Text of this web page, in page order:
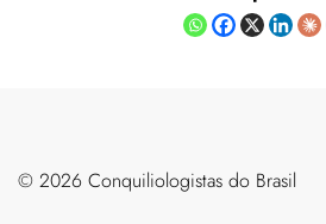
©️ 2026 Conquiliologistas do Brasil